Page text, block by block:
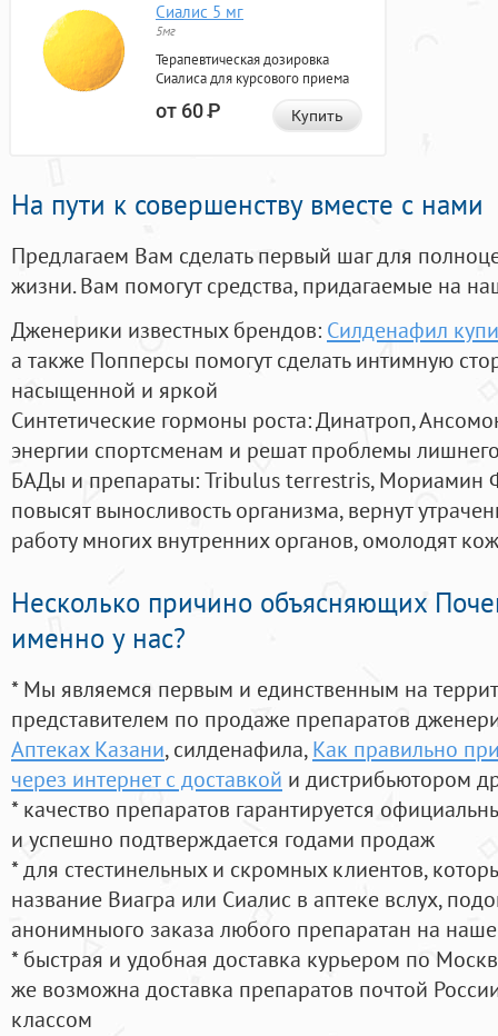
Сиалис 5 мг
5мг
Терапевтическая дозировка
Сиалиса для курсового приема
от 60Р Купить
На пути к совершенству вместе с нами
Предлагаем Вам сделать первый шаг для
жизни. Вам помогут средства, придагаемые на
Дженерики известных брендов: Силденафил
а также Попперсы помогут сделать интимную
насыщенной и яркой
Синтетические гормоны роста: Динатроп,
энергии спортсменам и решат проблемы
БАДы и препараты:Tribulus terrestris, Мориамин
повысят выносливость организма, вернут
работу многих внутренних органов, омолодят
Несколько причино объясняющих
именно у нас?
* Мы являемся первым и единственным на
представителем по продаже препаратов
Аптеках Казани, силденафила, Как правильно
через интернет с доставкой и дистрибьютором
* качество препаратов гарантируется
и успешно подтверждается годами продаж
* для стестинельных и скромных клиентов,
название Виагра или Сиалис в аптеке вслух,
анонимныого заказа любого препаратан на
* быстрая и удобная доставка курьером по
же возможна доставка препаратов почтой
классом